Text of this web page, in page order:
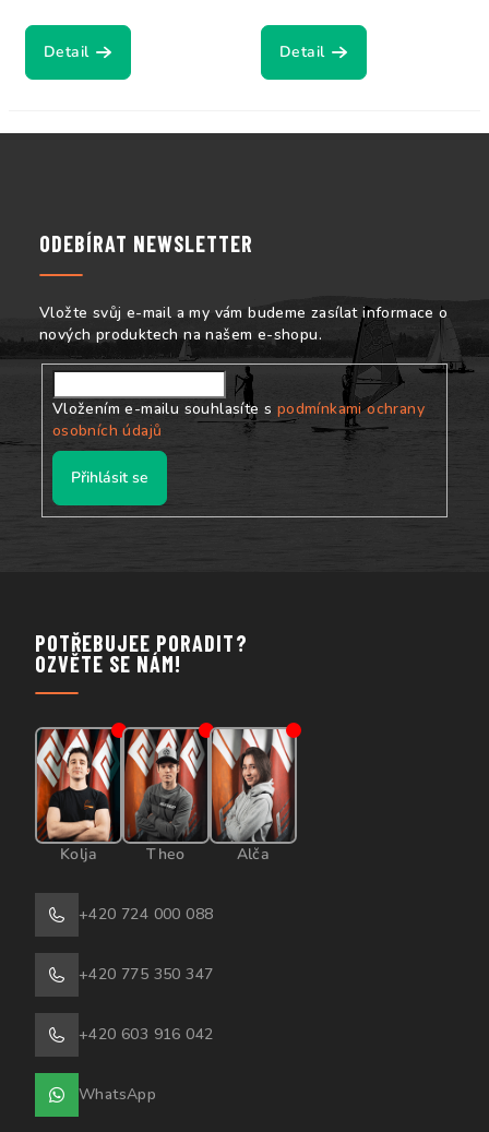
Detail Detail
ODEBÍRAT NEWSLETTER
Vložte svůj e-mail a my vám budeme zasílat informace o
nových produktech na našem e-shopu.
Vložením e-mailu souhlasíte s podmínkami ochrany
osobních údajů
Přihlásit se
POTŘEBUJEE PORADIT?
OZVĚTE SE NÁM!
Kolja Theo Alča
+420 724 000 088
+420 775 350 347
+420 603 916 042
WhatsApp